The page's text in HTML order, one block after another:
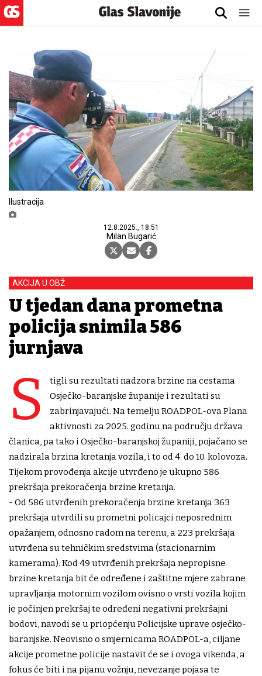
Ilustracija
12.8.2025., 18:51
Milan Bugarić
AKCIJA U OBŽ
U tjedan dana prometna
policija snimila 586
jurnjava
S
tigli su rezultati nadzora brzine na cestama
Osječko-baranjske županije i rezultati su
zabrinjavajući. Na temelju ROADPOL-ova Plana
aktivnosti za 2025. godinu na području država
članica, pa tako i Osječko-baranjskoj županiji, pojačano se
nadzirala brzina kretanja vozila, i to od 4. do 10. kolovoza.
Tijekom provođenja akcije utvrđeno je ukupno 586
prekršaja prekoračenja brzine kretanja.
- Od 586 utvrđenih prekoračenja brzine kretanja 363
prekršaja utvrdili su prometni policajci neposrednim
opažanjem, odnosno radom na terenu, a 223 prekršaja
utvrđena su tehničkim sredstvima (stacionarnim
kamerama). Kod 49 utvrđenih prekršaja nepropisne
brzine kretanja bit će određene i zaštitne mjere zabrane
upravljanja motornim vozilom ovisno o vrsti vozila kojim
je počinjen prekršaj te određeni negativni prekršajni
bodovi, navodi se u priopćenju Policijske uprave osječko-
baranjske. Neovisno o smjernicama ROADPOL-a, ciljane
akcije prometne policije nastavit će se i ovoga vikenda, a
fokus će biti i na pijanu vožnju, nevezanje pojasa te